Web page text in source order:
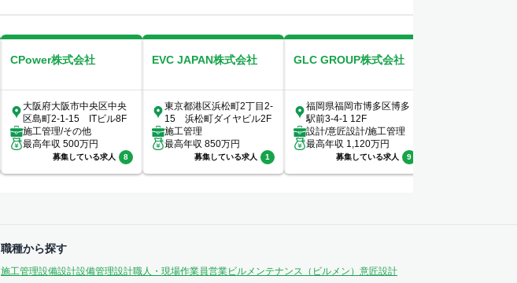
CPower株式会社
大阪府大阪市中央区中央
区島町2-1-15 ITビル8F
施工管理/その他
最高年収 500万円
募集している求人 8
EVC JAPAN株式会社
東京都港区浜松町2丁目2-
15 浜松町ダイヤビル2F
施工管理
最高年収 850万円
募集している求人 1
GLC GROUP株式会社
福岡県福岡市博多区博多
駅前3-4-1 12F
設計/意匠設計/施工管理
最高年収 1,120万円
募集している求人 9
職種から探す
施工管理設備設計設備管理設計職人・現場作業員営業ビルメンテナンス（ビルメン） 意匠設計